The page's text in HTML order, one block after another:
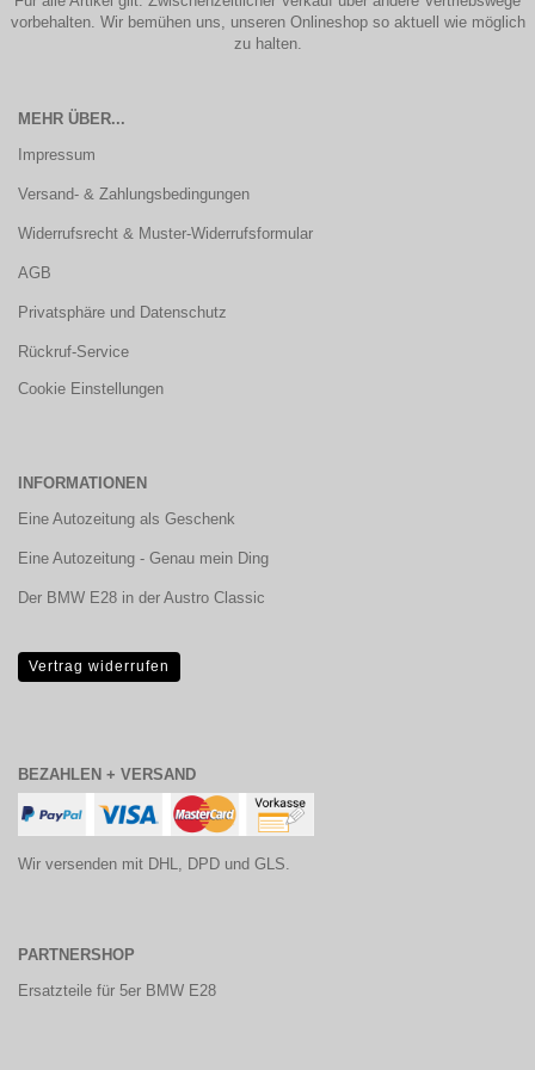
vorbehalten. Wir bemühen uns, unseren Onlineshop so aktuell wie möglich
zu halten.
MEHR ÜBER...
Impressum
Versand- & Zahlungsbedingungen
Widerrufsrecht & Muster-Widerrufsformular
AGB
Privatsphäre und Datenschutz
Rückruf-Service
Cookie Einstellungen
INFORMATIONEN
Eine Autozeitung als Geschenk
Eine Autozeitung - Genau mein Ding
Der BMW E28 in der Austro Classic
Vertrag widerrufen
BEZAHLEN + VERSAND
Wir versenden mit DHL, DPD und GLS.
PARTNERSHOP
Ersatzteile für 5er BMW E28